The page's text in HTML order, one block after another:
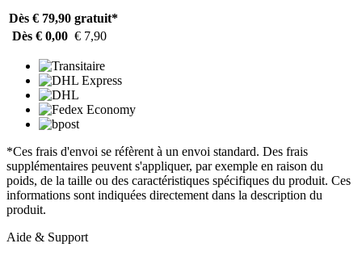
Dès € 79,90 gratuit*
Dès € 0,00 € 7,90
*Ces frais d'envoi se réfèrent à un envoi standard. Des frais
supplémentaires peuvent s'appliquer, par exemple en raison du
poids, de la taille ou des caractéristiques spécifiques du produit. Ces
informations sont indiquées directement dans la description du
produit.
Aide & Support